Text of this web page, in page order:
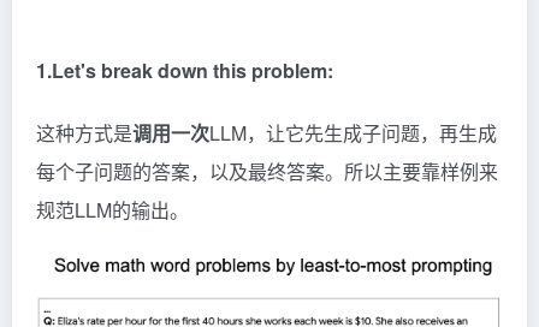
1.Let's break down this problem:
这种方式是调用一次LLM，让它先生成子问题，再生成
每个子问题的答案，以及最终答案。所以主要靠样例来
规范LLM的输出。